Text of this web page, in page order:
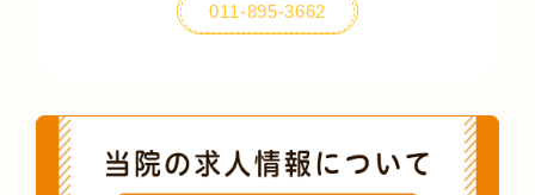
011-895-3662